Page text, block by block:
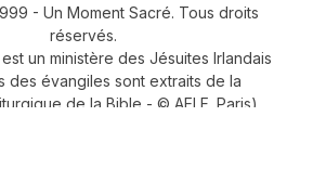
- Un Moment Sacré. Tous droits
réservés.
est un ministère des Jésuites Irlandais
des évangiles sont extraits de la
de la Bible - © AELF, Paris)